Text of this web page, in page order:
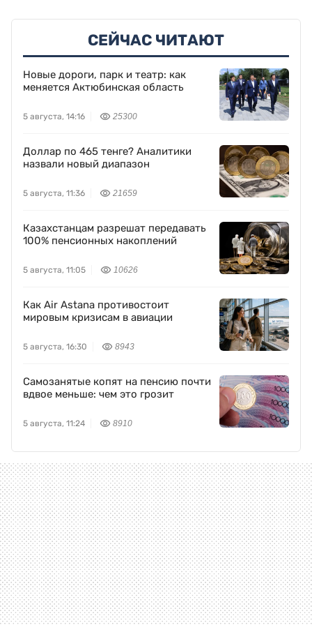
СЕЙЧАС ЧИТАЮТ
Новые дороги, парк и театр: как
меняется Актюбинская область
5 августа, 14:16 25300
Доллар по 465 тенге? Аналитики
назвали новый диапазон
5 августа, 11:36 21659
Казахстанцам разрешат передавать
100% пенсионных накоплений
5 августа, 11:05 10626
Как Air Astana противостоит
мировым кризисам в авиации
5 августа, 16:30 8943
Самозанятые копят на пенсию почти
вдвое меньше: чем это грозит
5 августа, 11:24 8910